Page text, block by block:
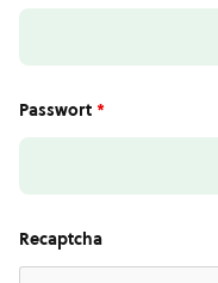
Passwort *
Recaptcha